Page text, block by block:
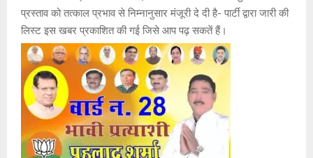
प्रस्ताव को तत्काल प्रभाव से निम्नानुसार मंजूरी दे दी है- पार्टी द्वारा जारी की
लिस्ट इस खबर प्रकाशित की गई जिसे आप पढ़ सकतें हैं।